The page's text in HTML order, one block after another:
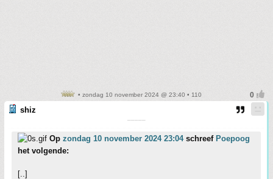
• zondag 10 november 2024 @ 23:40 • 110
shiz
¯¯¯¯¯
Op zondag 10 november 2024 23:04schreef Poepoog
het volgende:
[..]